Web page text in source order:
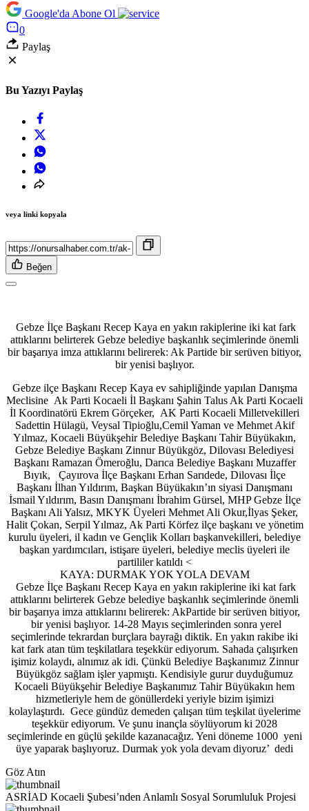
Google'da Abone Ol
0
Paylaş
Bu Yazıyı Paylaş
veya linki kopyala
Beğen
Gebze İlçe Başkanı Recep Kaya en yakın rakiplerine iki kat fark
attıklarını belirterek Gebze belediye başkanlık seçimlerinde önemli
bir başarıya imza attıklarını belirerek: Ak Partide bir serüven bitiyor,
bir yenisi başlıyor.
Gebze ilçe Başkanı Recep Kaya ev sahipliğinde yapılan Danışma
Meclisine Ak Parti Kocaeli İl Başkanı Şahin Talus Ak Parti Kocaeli
İl Koordinatörü Ekrem Görçeker, AK Parti Kocaeli Milletvekilleri
Sadettin Hülagü, Veysal Tipioğlu,Cemil Yaman ve Mehmet Akif
Yılmaz, Kocaeli Büyükşehir Belediye Başkanı Tahir Büyükakın,
Gebze Belediye Başkanı Zinnur Büyükgöz, Dilovası Belediyesi
Başkanı Ramazan Ömeroğlu, Darıca Belediye Başkanı Muzaffer
Bıyık, Çayırova İlçe Başkanı Erhan Sarıdede, Dilovası İlçe
Başkanı İlhan Yıldırım, Başkan Büyükakın’ın siyasi Danışmanı
İsmail Yıldırım, Basın Danışmanı İbrahim Gürsel, MHP Gebze İlçe
Başkanı Ali Yalsız, MKYK Üyeleri Mehmet Ali Okur,İlyas Şeker,
Halit Çokan, Serpil Yılmaz, Ak Parti Körfez ilçe başkanı ve yönetim
kurulu üyeleri, il kadın ve Gençlik Kolları başkanvekilleri, belediye
başkan yardımcıları, istişare üyeleri, belediye meclis üyeleri ile
partililer katıldı <
KAYA: DURMAK YOK YOLA DEVAM
Gebze İlçe Başkanı Recep Kaya en yakın rakiplerine iki kat fark
attıklarını belirterek Gebze belediye başkanlık seçimlerinde önemli
bir başarıya imza attıklarını belirerek: AkPartide bir serüven bitiyor,
bir yenisi başlıyor. 14-28 Mayıs seçimlerinden sonra yerel
seçimlerinde tekrardan burçlara bayrağı diktik. En yakın rakibe iki
kat fark atan tüm teşkilatlara teşekkür ediyorum. Sahada çalışırken
işimiz kolaydı, alnımız ak idi. Çünkü Belediye Başkanımız Zinnur
Büyükgöz sağlam işler yapmıştı. Kendisiyle gurur duyduğumuz
Kocaeli Büyükşehir Belediye Başkanımız Tahir Büyükakın hem
hizmetleriyle hem de gönüllerdeki yeriyle bizim işimizi
kolaylaştırdı. Gece gündüz demeden çalışan tüm teşkilat üyelerime
teşekkür ediyorum. Ve şunu inançla söylüyorum ki 2028
seçimlerinde en güçlü şekilde kazanacağız. Yeni döneme 1000 yeni
üye yaparak başlıyoruz. Durmak yok yola devam diyoruz’ dedi
Göz Atın
ASRİAD Kocaeli Şubesi’nden Anlamlı Sosyal Sorumluluk Projesi